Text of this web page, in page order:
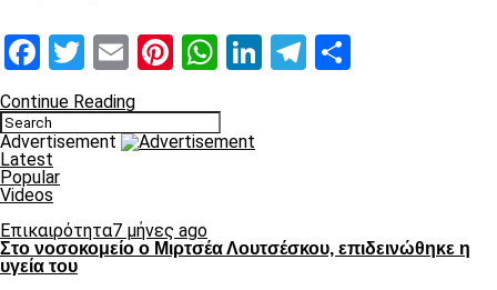
Facebook
Twitter
EmailPinterest
WhatsApp
LinkedIn
Telegram
Continue Reading
Advertisement
Latest
Popular
Videos
Επικαιρότητα7 μήνες ago
Στο νοσοκομείο ο Μιρτσέα Λουτσέσκου, επιδεινώθηκε η
υγεία του